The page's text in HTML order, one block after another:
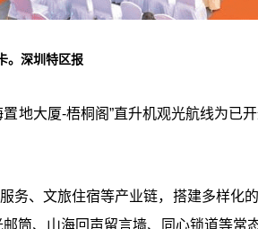
。深圳特区报
地大厦-梧桐阁”直升机观光航线为已
务、文旅住宿等产业链，搭建多样化
筒、山海回声留言墙、同心锁道等常